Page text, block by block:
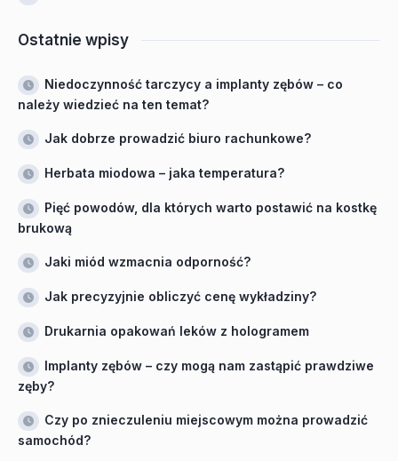
Ostatnie wpisy
Niedoczynność tarczycy a implanty zębów – co
należy wiedzieć na ten temat?
Jak dobrze prowadzić biuro rachunkowe?
Herbata miodowa – jaka temperatura?
Pięć powodów, dla których warto postawić na kostkę
brukową
Jaki miód wzmacnia odporność?
Jak precyzyjnie obliczyć cenę wykładziny?
Drukarnia opakowań leków z hologramem
Implanty zębów – czy mogą nam zastąpić prawdziwe
zęby?
Czy po znieczuleniu miejscowym można prowadzić
samochód?